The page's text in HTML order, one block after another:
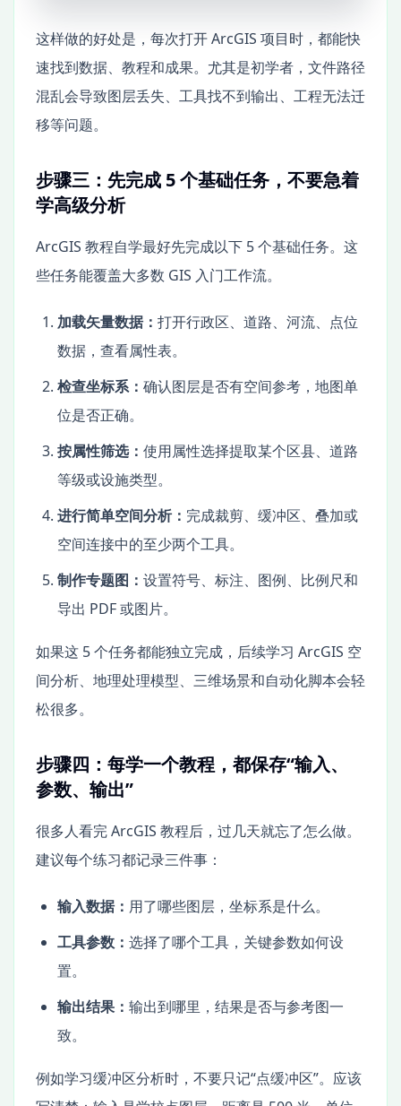
这样做的好处是，每次打开 ArcGIS 项目时，都能快
速找到数据、教程和成果。尤其是初学者，文件路径
混乱会导致图层丢失、工具找不到输出、工程无法迁
移等问题。
步骤三：先完成 5 个基础任务，不要急着
学高级分析
ArcGIS 教程自学最好先完成以下 5 个基础任务。这
些任务能覆盖大多数 GIS 入门工作流。
加载矢量数据： 打开行政区、道路、河流、点位
数据，查看属性表。
检查坐标系： 确认图层是否有空间参考，地图单
位是否正确。
按属性筛选： 使用属性选择提取某个区县、道路
等级或设施类型。
进行简单空间分析： 完成裁剪、缓冲区、叠加或
空间连接中的至少两个工具。
制作专题图： 设置符号、标注、图例、比例尺和
导出 PDF 或图片。
如果这 5 个任务都能独立完成，后续学习 ArcGIS 空
间分析、地理处理模型、三维场景和自动化脚本会轻
松很多。
步骤四：每学一个教程，都保存“输入、
参数、输出”
很多人看完 ArcGIS 教程后，过几天就忘了怎么做。
建议每个练习都记录三件事：
输入数据： 用了哪些图层，坐标系是什么。
工具参数： 选择了哪个工具，关键参数如何设
置。
输出结果： 输出到哪里，结果是否与参考图一
致。
例如学习缓冲区分析时，不要只记“点缓冲区”。应该